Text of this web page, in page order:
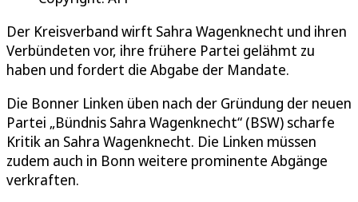
Der Kreisverband wirft Sahra Wagenknecht und ihren
Verbündeten vor, ihre frühere Partei gelähmt zu
haben und fordert die Abgabe der Mandate.
Die Bonner Linken üben nach der Gründung der neuen
Partei „Bündnis Sahra Wagenknecht“ (BSW) scharfe
Kritik an Sahra Wagenknecht. Die Linken müssen
zudem auch in Bonn weitere prominente Abgänge
verkraften.